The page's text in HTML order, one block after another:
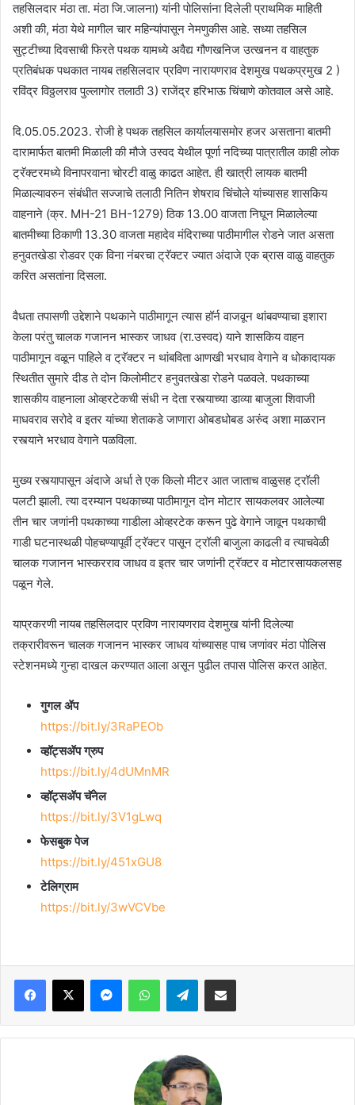
तहसिलदार मंठा ता. मंठा जि.जालना) यांनी पोलिसांना दिलेली प्राथमिक माहिती
अशी की, मंठा येथे मागील चार महिन्यांपासून नेमणुकीस आहे. सध्या तहसिल
सुट्टीच्या दिवसाची फिरते पथक यामध्ये अवैद्य गौणखनिज उत्खनन व वाहतुक
प्रतिबंधक पथकात नायब तहसिलदार प्रविण नारायणराव देशमुख पथकप्रमुख 2 )
रविंद्र विठ्ठलराव पुल्लागोर तलाठी 3) राजेंद्र हरिभाऊ चिंचाणे कोतवाल असे आहे.
दि.05.05.2023. रोजी हे पथक तहसिल कार्यालयासमोर हजर असताना बातमी
दारामार्फत बातमी मिळाली की मौजे उस्वद येथील पूर्णा नदिच्या पात्रातील काही लोक
ट्रॅक्टरमध्ये विनापरवाना चोरटी वाळु काढत आहेत. ही खात्री लायक बातमी
मिळाल्यावरुन संबंधीत सज्जाचे तलाठी नितिन शेषराव चिंचोले यांच्यासह शासकिय
वाहनाने (क्र. MH-21 BH-1279) ठिक 13.00 वाजता निघून मिळालेल्या
बातमीच्या ठिकाणी 13.30 वाजता महादेव मंदिराच्या पाठीमागील रोडने जात असता
हनुवतखेडा रोडवर एक विना नंबरचा ट्रॅक्टर ज्यात अंदाजे एक ब्रास वाळु वाहतुक
करित असतांना दिसला.
वैधता तपासणी उद्देशाने पथकाने पाठीमागून त्यास हॉर्न वाजवून थांबवण्याचा इशारा
केला परंतु चालक गजानन भास्कर जाधव (रा.उस्वद) याने शासकिय वाहन
पाठीमागून वळून पाहिले व ट्रॅक्टर न थांबविता आणखी भरधाव वेगाने व धोकादायक
स्थितीत सुमारे दीड ते दोन किलोमीटर हनुवतखेडा रोडने पळवले. पथकाच्या
शासकीय वाहनाला ओव्हरटेकची संधी न देता रस्त्याच्या डाव्या बाजुला शिवाजी
माधवराव सरोदे व इतर यांच्या शेताकडे जाणारा ओबडधोबड अरुंद अशा माळरान
रस्त्याने भरधाव वेगाने पळविला.
मुख्य रस्त्यापासून अंदाजे अर्धा ते एक किलो मीटर आत जाताच वाळुसह ट्रॉली
पलटी झाली. त्या दरम्यान पथकाच्या पाठीमागून दोन मोटार सायकलवर आलेल्या
तीन चार जणांनी पथकाच्या गाडीला ओव्हरटेक करून पुढे वेगाने जावून पथकाची
गाडी घटनास्थळी पोहचण्यापूर्वी ट्रॅक्टर पासून ट्रॉली बाजुला काढली व त्याचवेळी
चालक गजानन भास्करराव जाधव व इतर चार जणांनी ट्रॅक्टर व मोटारसायकलसह
पळून गेले.
याप्रकरणी नायब तहसिलदार प्रविण नारायणराव देशमुख यांनी दिलेल्या
तक्रारीवरून चालक गजानन भास्कर जाधव यांच्यासह पाच जणांवर मंठा पोलिस
स्टेशनमध्ये गुन्हा दाखल करण्यात आला असून पुढील तपास पोलिस करत आहेत.
गुगल ॲप
https://bit.ly/3RaPEOb
व्हॉट्सॲप ग्रुप
https://bit.ly/4dUMnMR
व्हॉट्सॲप चॅनेल
https://bit.ly/3V1gLwq
फेसबुक पेज
https://bit.ly/451xGU8
टेलिग्राम
https://bit.ly/3wVCVbe
Facebook
X MessengerWhatsAppTelegramShare via Email